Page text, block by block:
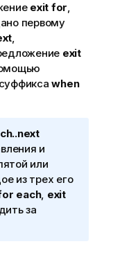
exit for,
первому
,
exit
when
и
или
из трех его
each, exit
за